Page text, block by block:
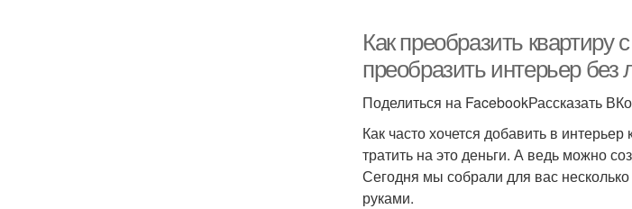
Как преобразить
преобразить интерьер
Поделиться на FacebookРассказать
Как часто хочется добавить в
тратить на это деньги. А ведь можно
Сегодня мы собрали для вас
руками.